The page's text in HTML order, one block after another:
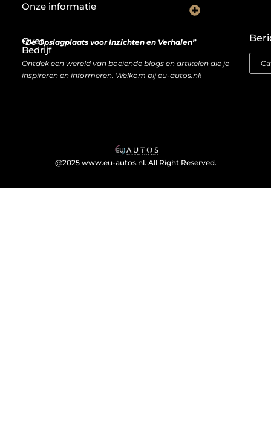
Over
Bedrijf
“De Opslagplaats voor Inzichten en Verhalen”
Ontdek een wereld van boeiende blogs en artikelen die je
inspireren en informeren. Welkom bij eu-autos.nl!
Onze informatie
@2025 www.eu-autos.nl. All Right Reserved.